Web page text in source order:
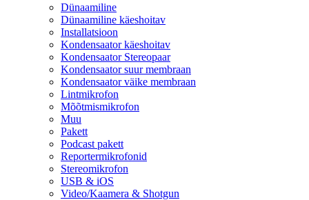
Dünaamiline
Dünaamiline käeshoitav
Installatsioon
Kondensaator käeshoitav
Kondensaator Stereopaar
Kondensaator suur membraan
Kondensaator väike membraan
Lintmikrofon
Mõõtmismikrofon
Muu
Pakett
Podcast pakett
Reportermikrofonid
Stereomikrofon
USB & iOS
Video/Kaamera & Shotgun